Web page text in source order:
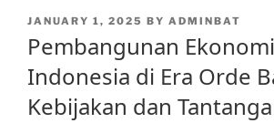
POSTED
JANUARY 1, 2025 BY ADMINBAT
Pembangunan Ekonomi
Indonesia di Era Orde
Kebijakan dan